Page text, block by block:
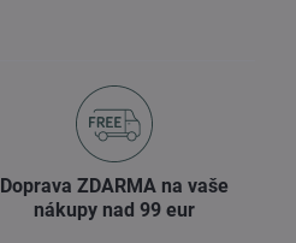
Doprava ZDARMA na vaše
nákupy nad 99 eur